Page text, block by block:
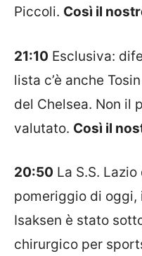
Piccoli. Così il
21:10 Esclusiva:
lista c’è anche Tosin
del Chelsea. Non il
valutato. Così il
20:50 La S.S.
pomeriggio di
Isaksen è stato
chirurgico per